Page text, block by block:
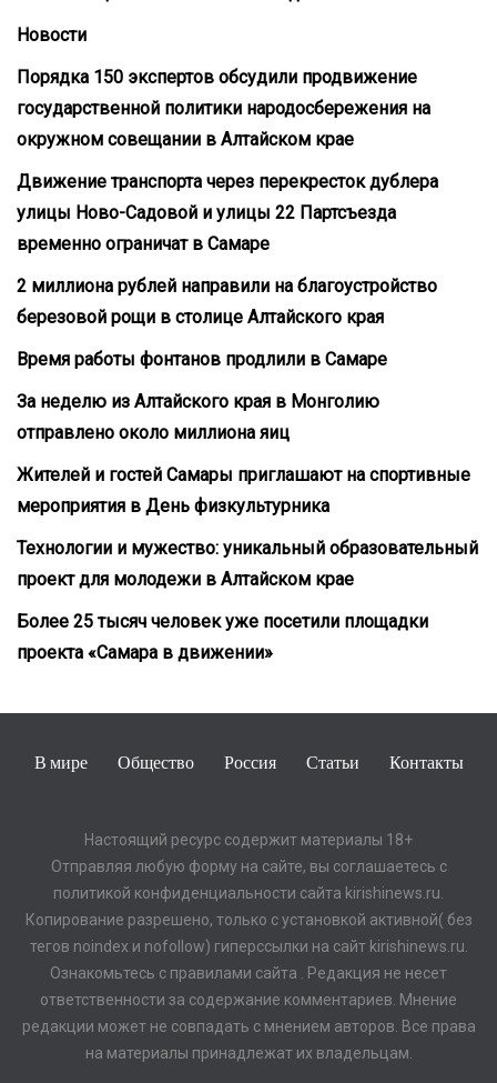
Новости
Порядка 150 экспертов обсудили продвижение
государственной политики народосбережения на
окружном совещании в Алтайском крае
Движение транспорта через перекресток дублера
улицы Ново-Садовой и улицы 22 Партсъезда
временно ограничат в Самаре
2 миллиона рублей направили на благоустройство
березовой рощи в столице Алтайского края
Время работы фонтанов продлили в Самаре
За неделю из Алтайского края в Монголию
отправлено около миллиона яиц
Жителей и гостей Самары приглашают на спортивные
мероприятия в День физкультурника
Технологии и мужество: уникальный образовательный
проект для молодежи в Алтайском крае
Более 25 тысяч человек уже посетили площадки
проекта «Самара в движении»
В мире Общество Россия Статьи Контакты
Настоящий ресурс содержит материалы 18+
Отправляя любую форму на сайте, вы соглашаетесь с
политикой конфиденциальности сайта kirishinews.ru.
Копирование разрешено, только с установкой активной( без
тегов noindex и nofollow) гиперссылки на сайт kirishinews.ru.
Ознакомьтесь с правилами сайта . Редакция не несет
ответственности за содержание комментариев. Мнение
редакции может не совпадать с мнением авторов. Все права
на материалы принадлежат их владельцам.